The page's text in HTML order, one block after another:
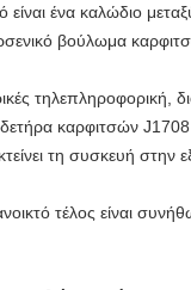
είναι ένα καλώδιο
βούλωμα
τηλεπληροφορική,
καρφιτσών
τη συσκευή στην
τέλος είναι